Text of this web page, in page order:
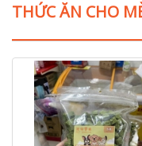
THỨC ĂN CHO